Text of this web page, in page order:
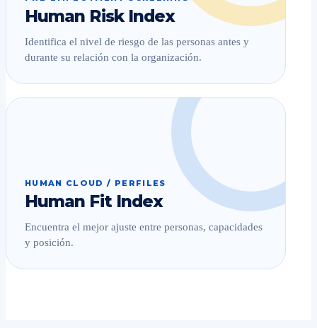
Human Risk Index
Identifica el nivel de riesgo de las personas antes y
durante su relación con la organización.
HUMAN CLOUD / PERFILES
Human Fit Index
Encuentra el mejor ajuste entre personas, capacidades
y posición.